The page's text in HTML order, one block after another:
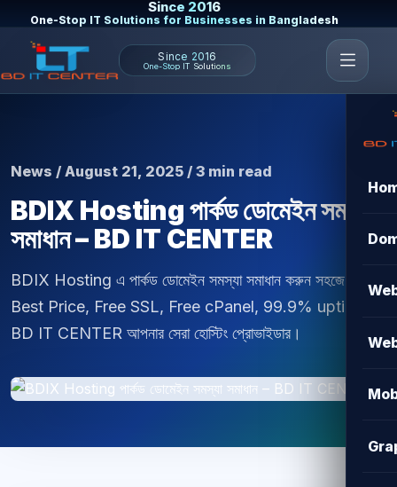
Since 2016
One-Stop IT Solutions for Businesses in Bangladesh
Since 2016
One-Stop IT Solutions
News / August 21, 2025 / 3 min read
BDIX Hosting পার্কড ডোমেইন সমস্যা
সমাধান – BD IT CENTER
BDIX Hosting এ পার্কড ডোমেইন সমস্যা সমাধান করুন সহজে।
Best Price, Free SSL, Free cPanel, 99.9% uptime সহ
BD IT CENTER আপনার সেরা হোস্টিং প্রোভাইডার।